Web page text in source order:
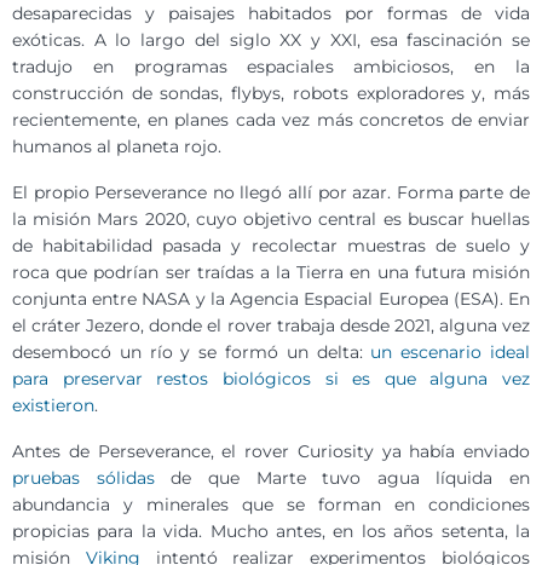
desaparecidas y paisajes habitados por formas de vida
exóticas. A lo largo del siglo XX y XXI, esa fascinación se
tradujo en programas espaciales ambiciosos, en la
construcción de sondas, flybys, robots exploradores y, más
recientemente, en planes cada vez más concretos de enviar
humanos al planeta rojo.
El propio Perseverance no llegó allí por azar. Forma parte de
la misión Mars 2020, cuyo objetivo central es buscar huellas
de habitabilidad pasada y recolectar muestras de suelo y
roca que podrían ser traídas a la Tierra en una futura misión
conjunta entre NASA y la Agencia Espacial Europea (ESA). En
el cráter Jezero, donde el rover trabaja desde 2021, alguna vez
desembocó un río y se formó un delta: un escenario ideal
para preservar restos biológicos si es que alguna vez
existieron.
Antes de Perseverance, el rover Curiosity ya había enviado
pruebas sólidasde que Marte tuvo agua líquida en
abundancia y minerales que se forman en condiciones
propicias para la vida. Mucho antes, en los años setenta, la
misión Viking intentó realizar experimentos biológicos